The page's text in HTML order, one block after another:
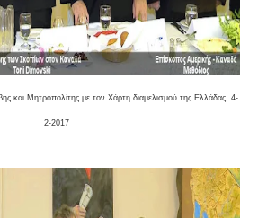
και Μητροπολίτης με τον Χάρτη διαμελισμού της Ελλάδας, 4-
2-2017